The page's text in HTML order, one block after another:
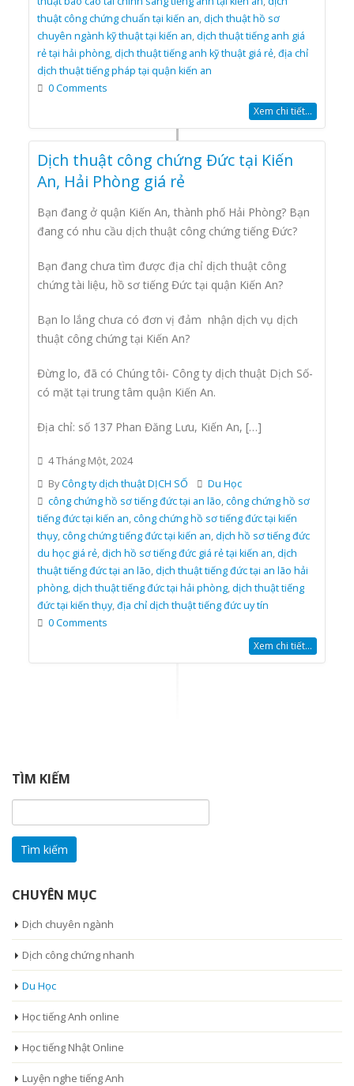
thuật công chứng chuẩn tại kiến an,dịch thuật hồ sơ
chuyên ngành kỹ thuật tại kiến an,dịch thuật tiếng anh giá
rẻ tại hải phòng,dịch thuật tiếng anh kỹ thuật giá rẻ,địa chỉ
dịch thuật tiếng pháp tại quận kiến an
0 Comments
Xem chi tiết...
Dịch thuật công chứng Đức tại Kiến
An, Hải Phòng giá rẻ
Bạn đang ở quận Kiến An, thành phố Hải Phòng? Bạn
đang có nhu cầu dịch thuật công chứng tiếng Đức?
Bạn đang chưa tìm được địa chỉ dịch thuật công
chứng tài liệu, hồ sơ tiếng Đức tại quận Kiến An?
Bạn lo lắng chưa có đơn vị đảm nhận dịch vụ dịch
thuật công chứng tại Kiến An?
Đừng lo, đã có Chúng tôi- Công ty dịch thuật Dịch Số-
có mặt tại trung tâm quận Kiến An.
Địa chỉ: số 137 Phan Đăng Lưu, Kiến An, […]
4 Tháng Một, 2024
ByCông ty dịch thuật DỊCH SỐ
Du Học
công chứng hồ sơ tiếng đức tại an lão,công chứng hồ sơ
tiếng đức tại kiến an,công chứng hồ sơ tiếng đức tại kiến
thụy,công chứng tiếng đức tại kiến an,dịch hồ sơ tiếng đức
du học giá rẻ,dịch hồ sơ tiếng đức giá rẻ tại kiến an,dịch
thuật tiếng đức tại an lão,dịch thuật tiếng đức tại an lão hải
phòng,dịch thuật tiếng đức tại hải phòng,dịch thuật tiếng
đức tại kiến thụy,địa chỉ dịch thuật tiếng đức uy tín
0 Comments
Xem chi tiết...
TÌM KIẾM
kiếm
cho:
CHUYÊN MỤC
Dịch chuyên ngành
Dịch công chứng nhanh
Du Học
Học tiếng Anh online
Học tiếng Nhật Online
Luyện nghe tiếng Anh